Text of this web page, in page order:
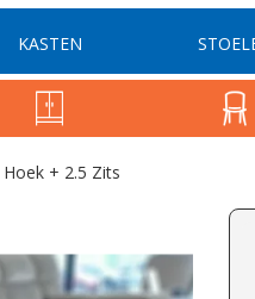
KASTEN
+ 2.5 Zits